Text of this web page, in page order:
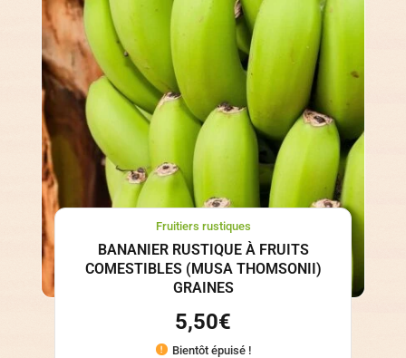
Fruitiers rustiques
BANANIER RUSTIQUE À FRUITS
COMESTIBLES (MUSA THOMSONII)
GRAINES
5,50€
Bientôt épuisé !